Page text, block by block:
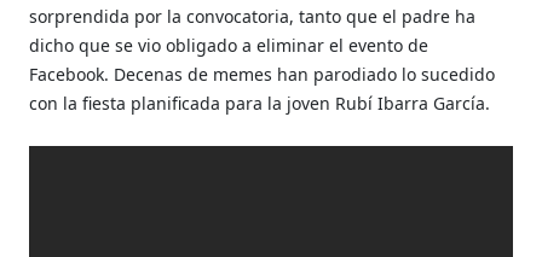
sorprendida por la convocatoria, tanto que el padre ha
dicho que se vio obligado a eliminar el evento de
Facebook. Decenas de memes han parodiado lo sucedido
con la fiesta planificada para la joven Rubí Ibarra García.